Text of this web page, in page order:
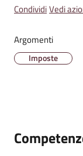
Amministrazione
A
e
CondividiVedi
Argomenti
Imposte